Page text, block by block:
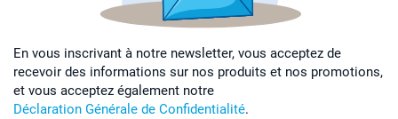
En vous inscrivant à notre newsletter, vous acceptez de
recevoir des informations sur nos produits et nos promotions,
et vous acceptez également notre
Déclaration Générale de Confidentialité.